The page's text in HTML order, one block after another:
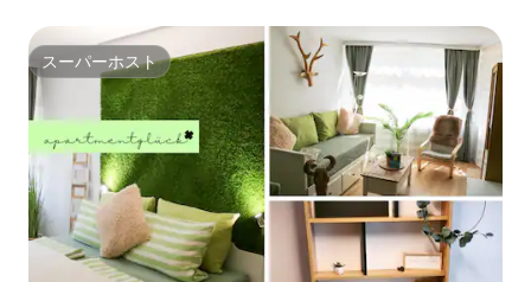
スーパーホスト
スーパーホスト